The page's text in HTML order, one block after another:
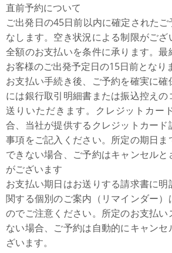
直前予約について
ご出発日の45日前以内に確定された
なします。空き状況による制限がご
全額のお支払いを条件に承ります。最
お客様のご出発予定日の15日前となり
お支払い手続き後、ご予約を確実に
には銀行取引明細書または振込控え
送りいただきます。クレジットカー
合、当社が提供するクレジットカー
事項をご記入ください。所定の期日
できない場合、ご予約はキャンセル
がございます
お支払い期日はお送りする請求書に
関する個別のご案内（リマインダー）
のでご注意ください。所定のお支払い
ない場合、ご予約は自動的にキャン
ざいます。